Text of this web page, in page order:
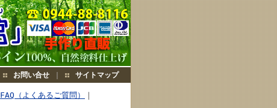
お問い合せ サイトマップ
FAQ（よくあるご質問）
｜